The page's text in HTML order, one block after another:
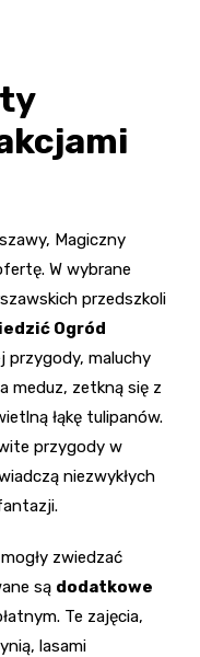
Magiczny
W wybrane
przedszkoli
Ogród
przygody, maluchy
meduz, zetkną się z
łąkę tulipanów.
przygody w
niezwykłych
zwiedzać
są dodatkowe
Te zajęcia,
lasami